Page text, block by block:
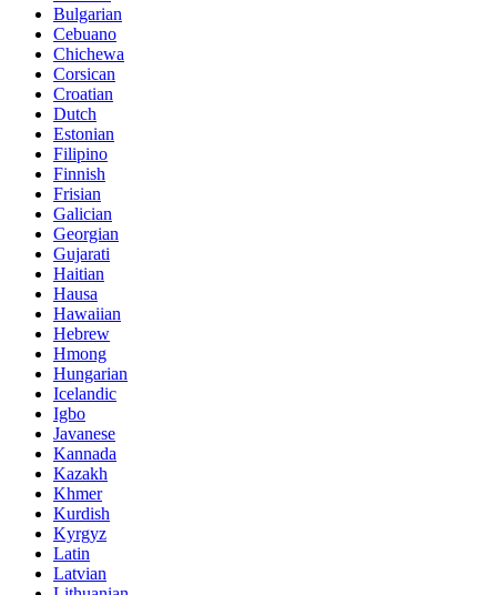
Bulgarian
Cebuano
Chichewa
Corsican
Croatian
Dutch
Estonian
Filipino
Finnish
Frisian
Galician
Georgian
Gujarati
Haitian
Hausa
Hawaiian
Hebrew
Hmong
Hungarian
Icelandic
Igbo
Javanese
Kannada
Kazakh
Khmer
Kurdish
Kyrgyz
Latin
Latvian